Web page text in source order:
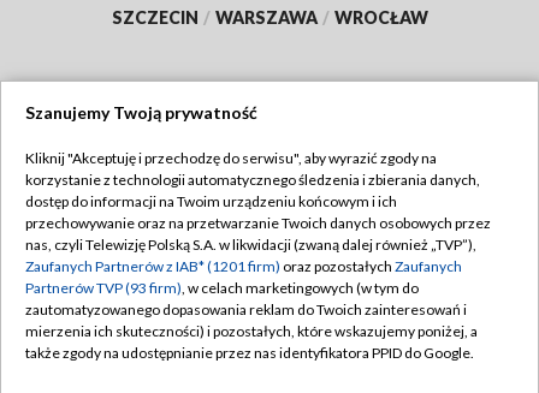
SZCZECIN / WARSZAWA / WROCŁAW
TVP
Abonament TVP
Emisja w TVP
Centrum informacji TVP
Naziemna Telewizja Cyfrowa
Regulamin TVP
Polityka prywatności
Moje zgody
Pomoc
Szanujemy Twoją prywatność
Kliknij "Akceptuję i przechodzę do serwisu", aby wyrazić zgody na
korzystanie z technologii automatycznego śledzenia i zbierania danych,
dostęp do informacji na Twoim urządzeniu końcowym i ich
przechowywanie oraz na przetwarzanie Twoich danych osobowych przez
nas, czyli Telewizję Polską S.A. w likwidacji (zwaną dalej również „TVP”),
Zaufanych Partnerów z IAB* (1201 firm) oraz pozostałych Zaufanych
Partnerów TVP (93 firm), w celach marketingowych (w tym do
zautomatyzowanego dopasowania reklam do Twoich zainteresowań i
mierzenia ich skuteczności) i pozostałych, które wskazujemy poniżej, a
także zgody na udostępnianie przez nas identyfikatora PPID do Google.